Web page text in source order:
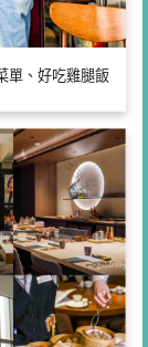
單、好吃雞腿飯